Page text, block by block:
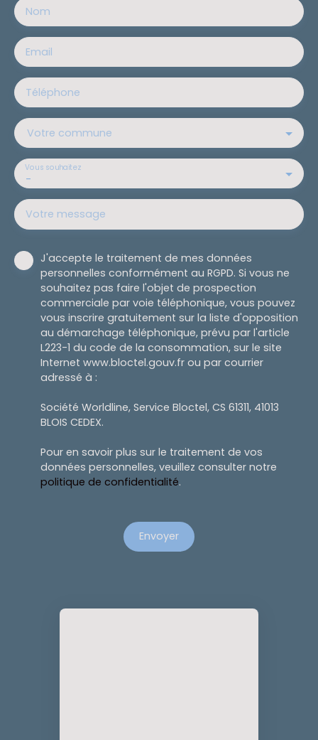
Nom
Email
Téléphone
Votre commune
-
Vous souhaitez
Votre message
J'accepte le traitement de mes données
personnelles conformément au RGPD. Si vous ne
souhaitez pas faire l'objet de prospection
commerciale par voie téléphonique, vous pouvez
vous inscrire gratuitement sur la liste d'opposition
au démarchage téléphonique, prévu par l'article
L223-1 du code de la consommation, sur le site
Internet www.bloctel.gouv.fr ou par courrier
adressé à :
Société Worldline, Service Bloctel, CS 61311, 41013
BLOIS CEDEX.
Pour en savoir plus sur le traitement de vos
données personnelles, veuillez consulter notre
politique de confidentialité.
Envoyer